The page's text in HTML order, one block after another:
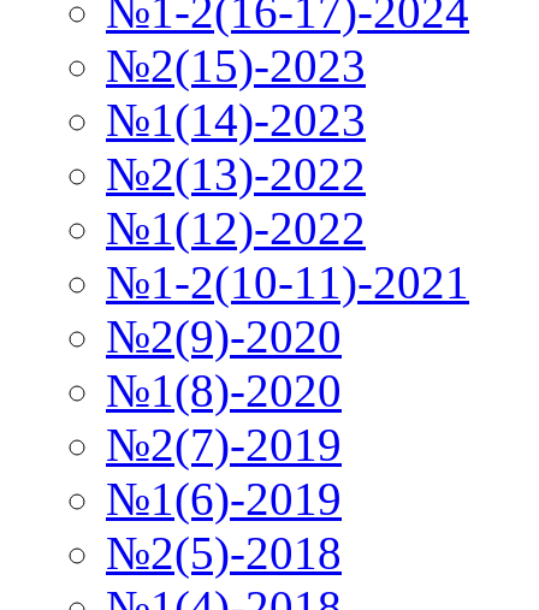
№1-2(16-17)-2024
№2(15)-2023
№1(14)-2023
№2(13)-2022
№1(12)-2022
№1-2(10-11)-2021
№2(9)-2020
№1(8)-2020
№2(7)-2019
№1(6)-2019
№2(5)-2018